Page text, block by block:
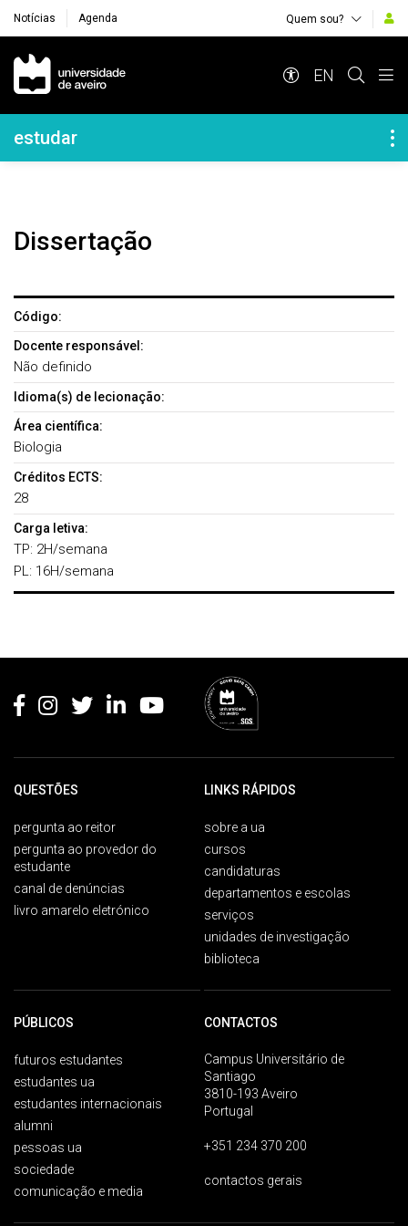
Notícias Agenda Quem sou?
Navegação Principal
EN
Navegação Lateral
estudar
Dissertação
Código:
Docente responsável:
Não definido
Idioma(s) de lecionação:
Área científica:
Biologia
Créditos ECTS:
28
Carga letiva:
TP: 2H/semana
PL: 16H/semana
QUESTÕES
pergunta ao reitor
pergunta ao provedor do
estudante
canal de denúncias
livro amarelo eletrónico
LINKS RÁPIDOS
sobre a ua
cursos
candidaturas
departamentos e escolas
serviços
unidades de investigação
biblioteca
PÚBLICOS
futuros estudantes
estudantes ua
estudantes internacionais
alumni
pessoas ua
sociedade
comunicação e media
CONTACTOS
Campus Universitário de
Santiago
3810-193 Aveiro
Portugal
+351 234 370 200
contactos gerais